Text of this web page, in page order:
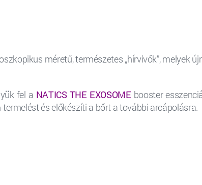
méretű, természetes „hírvivők”, melyek
fel a NATICS THE EXOSOME booster
és előkészíti a bőrt a további arcápolásra.